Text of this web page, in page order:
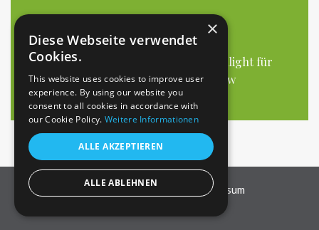
ALLGEMEIN
Gartendusche – Mein Sommerhighlight für
mehr Frische, Fitness & Flow
14. JUNI 2025
Datenschutzerklärung
Impressum
×
Diese Webseite verwendet
Cookies.
This website uses cookies to improve user
experience. By using our website you
consent to all cookies in accordance with
our Cookie Policy. Weitere Informationen
ALLE AKZEPTIEREN
ALLE ABLEHNEN